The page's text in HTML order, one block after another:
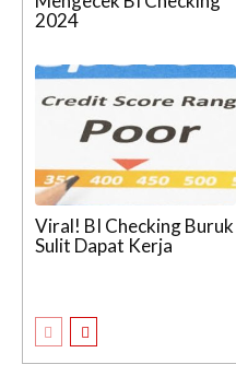
2024
Viral! BI Checking Buruk
Sulit Dapat Kerja